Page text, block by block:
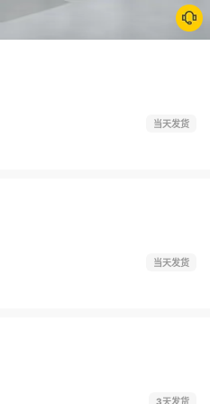
当天发货
当天发货
3天发货